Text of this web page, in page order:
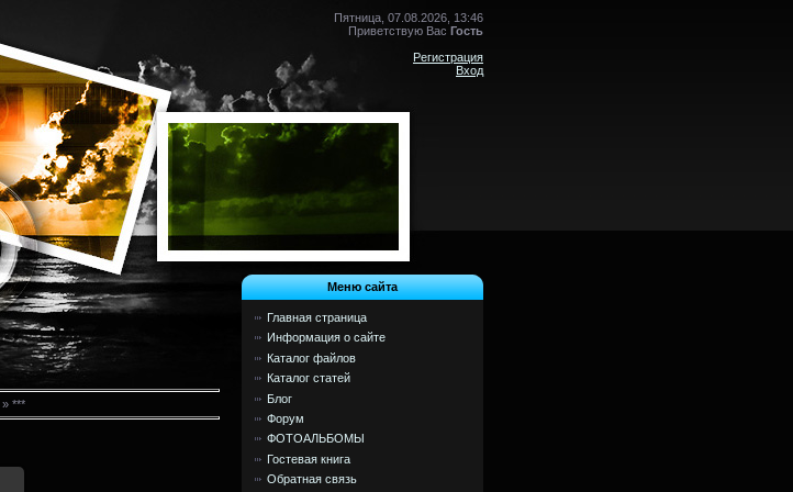
Пятница, 07.08.2026, 13:46
Приветствую Вас Гость
Регистрация
Вход
» ***
Меню сайта
Главная страница
Информация о сайте
Каталог файлов
Каталог статей
Блог
Форум
ФОТОАЛЬБОМЫ
Гостевая книга
Обратная связь